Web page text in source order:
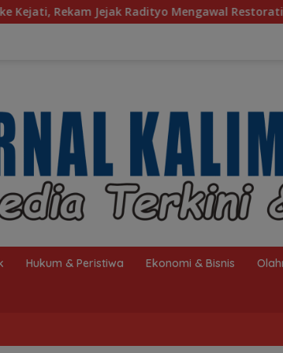
Restorative Justice Bambang
Hukum & Peristiwa Ekonomi & Bisnis